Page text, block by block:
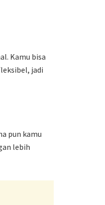
Kamu bisa
jadi
pun kamu
lebih